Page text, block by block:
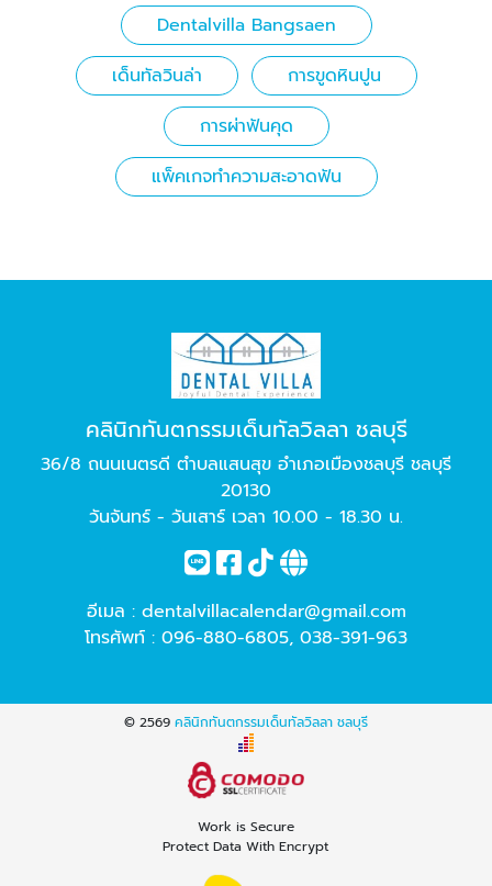
Dentalvilla Bangsaen
เด็นทัลวินล่า
การขูดหินปูน
การผ่าฟันคุด
แพ็คเกจทำความสะอาดฟัน
คลินิกทันตกรรมเด็นทัลวิลลา ชลบุรี
36/8 ถนนเนตรดี ตำบลแสนสุข อำเภอเมืองชลบุรี ชลบุรี
20130
วันจันทร์ - วันเสาร์ เวลา 10.00 - 18.30 น.
อีเมล : dentalvillacalendar@gmail.com
โทรศัพท์ : 096-880-6805, 038-391-963
© 2569 คลินิกทันตกรรมเด็นทัลวิลลา ชลบุรี
Work is Secure
Protect Data With Encrypt